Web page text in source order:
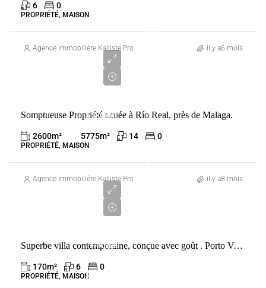
6 0
PROPRIÉTÉ, MAISON
Agence immobilière Kalliste Properties il y a6 mois
ESPAGNE
10
Somptueuse Propriété située à Río Real, près de Malaga.
2600m² 5775m² 14 0
PROPRIÉTÉ, MAISON
Agence immobilière Kalliste Properties il y a8 mois
FRANCE
PORTO-
VECCHIO
1
Superbe villa contemporaine, conçue avec goût . Porto Vecchio
170m² 6 0
PROPRIÉTÉ, MAISON